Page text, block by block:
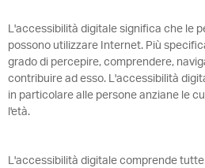
L'accessibilità digitale significa che le
possono utilizzare Internet. Più
grado di percepire, comprendere,
contribuire ad esso. L'accessibilità
in particolare alle persone anziane le
l'età.
L'accessibilità digitale comprende